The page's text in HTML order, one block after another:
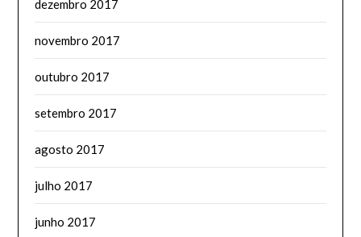
dezembro 2017
novembro 2017
outubro 2017
setembro 2017
agosto 2017
julho 2017
junho 2017